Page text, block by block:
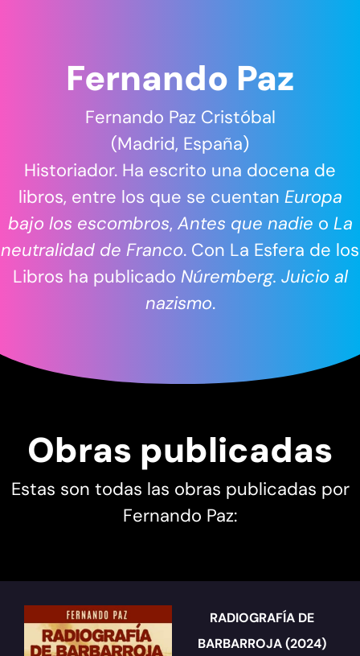
Fernando Paz
Fernando Paz Cristóbal
(Madrid, España)
Historiador. Ha escrito una docena de
libros, entre los que se cuentan Europa
bajo los escombros, Antes que nadie o La
neutralidad de Franco. Con La Esfera de los
Libros ha publicado Núremberg. Juicio al
nazismo.
Obras publicadas
Estas son todas las obras publicadas por
Fernando Paz:
RADIOGRAFÍA DE
BARBARROJA (2024)